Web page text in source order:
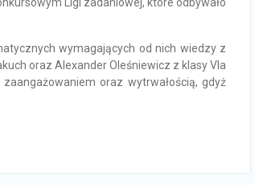
wymagających od nich wiedzy z
oraz Alexander Oleśniewicz z klasy VIa
oraz wytrwałością, gdyż